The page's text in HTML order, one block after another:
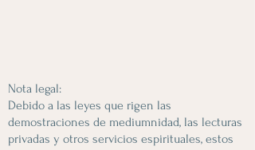
Nota legal:
Debido a las leyes que rigen las
demostraciones de mediumnidad, las lecturas
privadas y otros servicios espirituales, estos